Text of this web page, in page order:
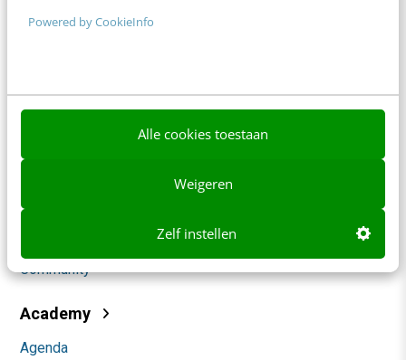
Powered by CookieInfo
Alle cookies toestaan
Weigeren
Zelf instellen
Blog
Content & Communicatie
Marketing
Community
Academy
Agenda